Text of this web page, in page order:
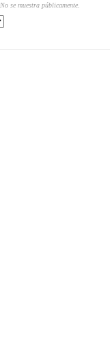
No se muestra públicamente.